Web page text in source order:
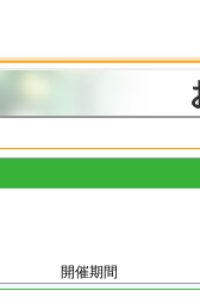
開催期間